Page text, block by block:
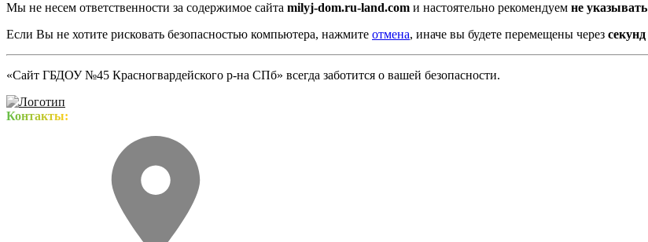
Мы не несем ответственности за содержимое сайта milyj-dom.ru-land.com и настоятельно рекомендуем не указывать
Если Вы не хотите рисковать безопасностью компьютера, нажмите отмена, иначе вы будете перемещены через секунд
«Сайт ГБДОУ №45 Красногвардейского р-на СПб» всегда заботится о вашей безопасности.
Контакты: